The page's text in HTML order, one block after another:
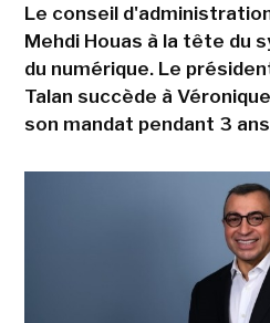
Le conseil
Mehdi Houas à la tête du
du numérique. Le
Talan succède à
son mandat pendant 3